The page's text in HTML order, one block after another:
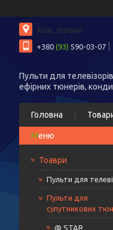
Київ, Україна
+380 (93) 590-03-07
Пульти для
ефірних тюнерів,
Головна
Тоаври
Пульти для
Пульти для
супутникових
@ STAR